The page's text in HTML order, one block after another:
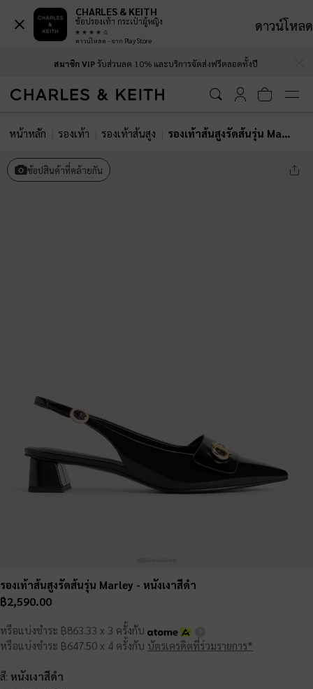
สมาชิก VIPรับส่วนลด 10% และบริการจัดส่งฟรีตลอดทั้งปี
หน้าหลัก รองเท้า รองเท้าส้นสูง รองเท้าส้นสูงรัดส้นรุ่น Marley
ช้อปสินค้าที่คล้ายกัน
รองเท้าส้นสูงรัดส้นรุ่น Marley - หนังเงาสีดำ
฿2,590.00
หรือแบ่งชำระ ฿863.33 x 3 ครั้งกับ
หรือแบ่งชำระ ฿647.50 x 4 ครั้งกับ บัตรเครดิตที่ร่วมรายการ*
สี: หนังเงาสีดำ
CHARLES & KEITH
ช้อปรองเท้า กระเป๋าผู้หญิง
ดาวน์โหลด - จาก Play Store
ดาวน์โหลด